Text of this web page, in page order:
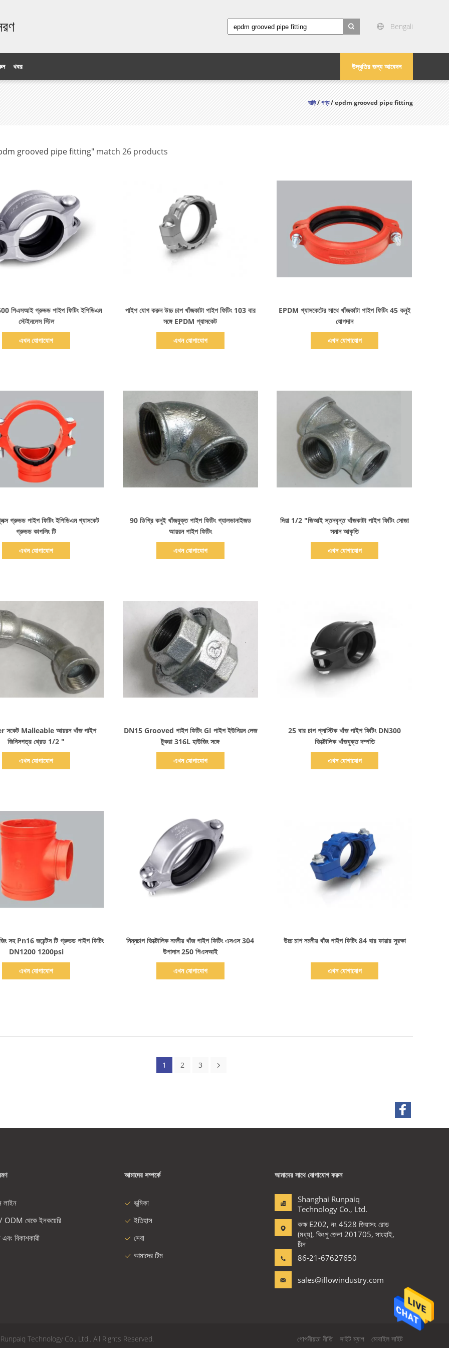
Bengali
উদ্ধৃতির জন্য আবেদন
খবর
বাড়ি/পণ্য/ epdm grooved pipe fitting
grooved pipe fitting" match 26 products
পিএসআই গ্রুভড পাইপ ফিটিং ইপিডিএম
স্টেইনলেস স্টিল
এখন যোগাযোগ
পাইপ যোগ করুন উচ্চ চাপ খাঁজকাটা পাইপ ফিটিং 103 বার
সঙ্গে EPDM গ্যাসকেট
এখন যোগাযোগ
EPDM গ্যাসকেটের সাথে খাঁজকাটা পাইপ ফিটিং 45 কনুই
যোগদান
এখন যোগাযোগ
গ্রুভড পাইপ ফিটিং ইপিডিএম গ্যাসকেট
গ্রুভড কাপলিং টি
এখন যোগাযোগ
90 ডিগ্রি কনুই খাঁজযুক্ত পাইপ ফিটিং গ্যালভানাইজড
আয়রন পাইপ ফিটিং
এখন যোগাযোগ
দিয়া 1/2 "জিআই স্তনবৃন্ত খাঁজকাটা পাইপ ফিটিং সোজা
সমান আকৃতি
এখন যোগাযোগ
সকেট Malleable আয়রন খাঁজ পাইপ
জিনিসপত্র থ্রেড 1/2 "
এখন যোগাযোগ
DN15 Grooved পাইপ ফিটিং GI পাইপ ইউনিয়ন লেজ
টুকরা 316L হাউজিং সঙ্গে
এখন যোগাযোগ
25 বার চাপ প্লাস্টিক খাঁজ পাইপ ফিটিং DN300
ভিক্টোলিক খাঁজযুক্ত দম্পতি
এখন যোগাযোগ
সহ Pn16 জয়েন্টস টি গ্রুভড পাইপ ফিটিং
DN1200 1200psi
এখন যোগাযোগ
নিম্নচাপ ভিক্টোলিক নমনীয় খাঁজ পাইপ ফিটিং এসএস 304
উপাদান 250 পিএসআই
এখন যোগাযোগ
উচ্চ চাপ নমনীয় খাঁজ পাইপ ফিটিং 84 বার ফায়ার সুরক্ষা
এখন যোগাযোগ
1 2 3
লাইন
থেকে ইনকয়েরি
এবং বিকাশকারী
আমাদের সম্পর্কে
ভূমিকা
ইতিহাস
সেবা
আমাদের টিম
আমাদের সাথে যোগাযোগ করুন
Shanghai Runpaiq
Technology Co., Ltd.
কক্ষ E202, নং 4528 জিয়াসং রোড
(মধ্য), কিংপু জেলা 201705, সাংহাই,
চীন
86-21-67627650
sales@iflowindustry.com
গোপনীয়তা নীতি সাইট ম্যাপ মোবাইল সাইট
Runpaiq Technology Co., Ltd.. All Rights Reserved.